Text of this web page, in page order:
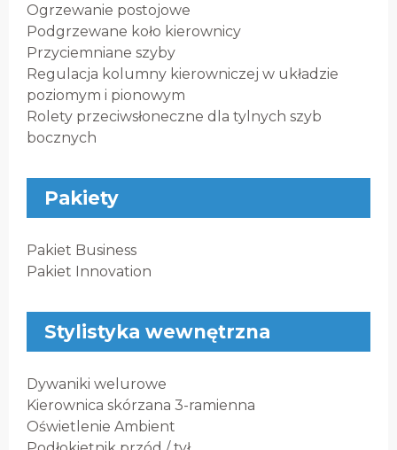
Ogrzewanie postojowe
Podgrzewane koło kierownicy
Przyciemniane szyby
Regulacja kolumny kierowniczej w układzie
poziomym i pionowym
Rolety przeciwsłoneczne dla tylnych szyb
bocznych
Pakiety
Pakiet Business
Pakiet Innovation
Stylistyka wewnętrzna
Dywaniki welurowe
Kierownica skórzana 3-ramienna
Oświetlenie Ambient